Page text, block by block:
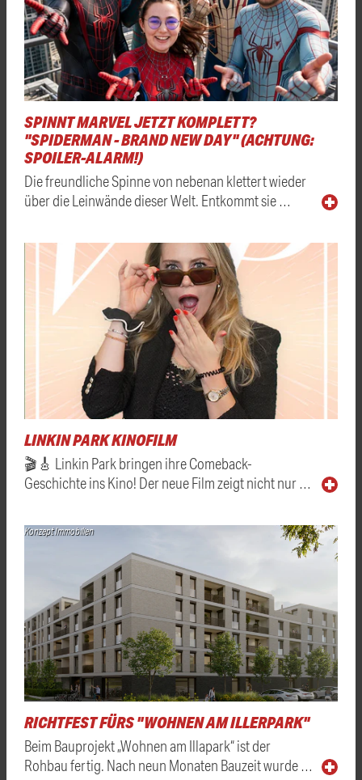
SPINNT MARVEL JETZT KOMPLETT?
"SPIDERMAN - BRAND NEW DAY" (ACHTUNG:
SPOILER-ALARM!)
Die freundliche Spinne von nebenan klettert wieder
über die Leinwände dieser Welt. Entkommt sie …
LINKIN PARK KINOFILM
🎬🎸 Linkin Park bringen ihre Comeback-
Geschichte ins Kino! Der neue Film zeigt nicht nur …
Konzept Immobilien
RICHTFEST FÜRS "WOHNEN AM ILLERPARK"
Beim Bauprojekt „Wohnen am Illapark“ ist der
Rohbau fertig. Nach neun Monaten Bauzeit wurde …